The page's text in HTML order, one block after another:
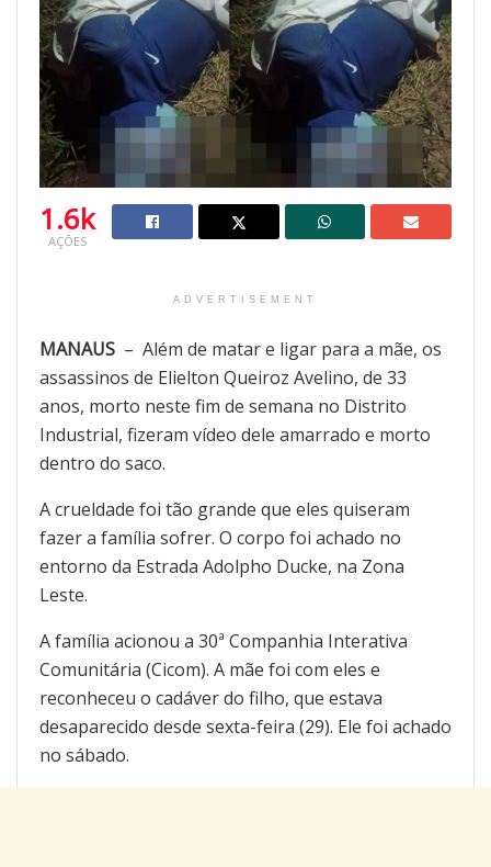
1.6k
AÇÕES
ADVERTISEMENT
MANAUS – Além de matar e ligar para a mãe, os
assassinos de Elielton Queiroz Avelino, de 33
anos, morto neste fim de semana no Distrito
Industrial, fizeram vídeo dele amarrado e morto
dentro do saco.
A crueldade foi tão grande que eles quiseram
fazer a família sofrer. O corpo foi achado no
entorno da Estrada Adolpho Ducke, na Zona
Leste.
A família acionou a 30ª Companhia Interativa
Comunitária (Cicom). A mãe foi com eles e
reconheceu o cadáver do filho, que estava
desaparecido desde sexta-feira (29). Ele foi achado
no sábado.